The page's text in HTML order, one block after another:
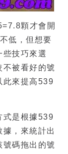
顆才會開
低，但想要
些技巧來選
被看好的號
此來提高539
式是根據539
，來統計出
碼拖出的號